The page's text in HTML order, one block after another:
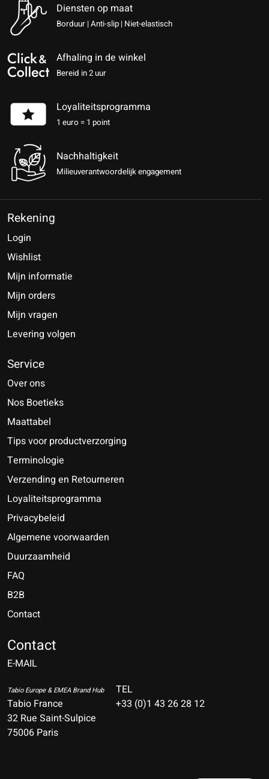
Diensten op maat
Borduur | Anti-slip | Niet-elastisch
Afhaling in de winkel
Bereid in 2 uur
Loyaliteitsprogramma
1 euro = 1 point
Nachhaltigkeit
Milieuverantwoordelijk engagement
Rekening
Login
Wishlist
Mijn informatie
Mijn orders
Mijn vragen
Levering volgen
Service
Over ons
Nos Boetieks
Maattabel
Tips voor productverzorging
Terminologie
Verzending en Retourneren
Loyaliteitsprogramma
Privacybeleid
Algemene voorwaarden
Duurzaamheid
FAQ
B2B
Contact
Contact
E-MAIL
Tabio Europe & EMEA Brand Hub
Tabio France
32 Rue Saint-Sulpice
75006 Paris
TEL
+33 (0)1 43 26 28 12
Español